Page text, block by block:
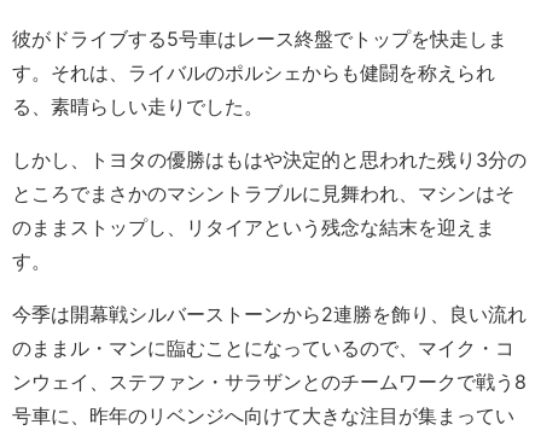
彼がドライブする5号車はレース終盤でトップを快走しま
す。それは、ライバルのポルシェからも健闘を称えられ
る、素晴らしい走りでした。
しかし、トヨタの優勝はもはや決定的と思われた残り3分の
ところでまさかのマシントラブルに見舞われ、マシンはそ
のままストップし、リタイアという残念な結末を迎えま
す。
今季は開幕戦シルバーストーンから2連勝を飾り、良い流れ
のままル・マンに臨むことになっているので、マイク・コ
ンウェイ、ステファン・サラザンとのチームワークで戦う8
号車に、昨年のリベンジへ向けて大きな注目が集まってい